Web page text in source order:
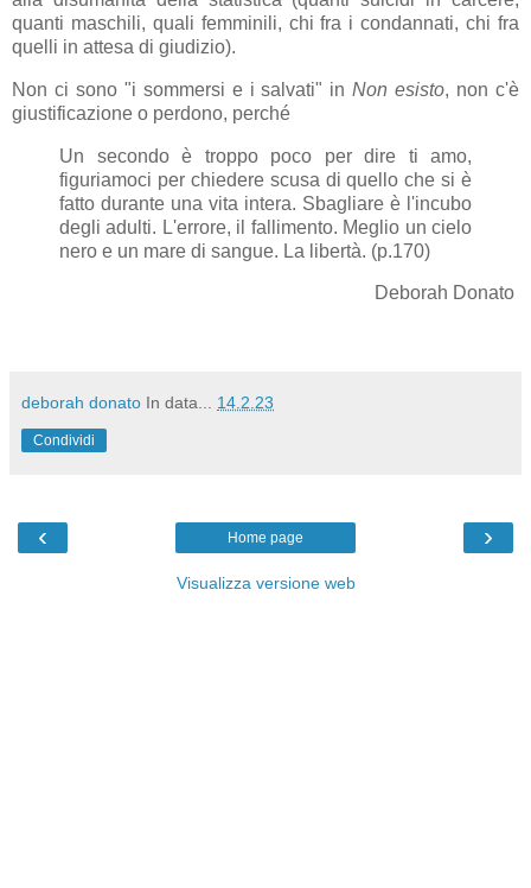
quanti maschili, quali femminili, chi fra i condannati, chi fra
quelli in attesa di giudizio).
Non ci sono "i sommersi e i salvati" inNon esisto, non c'è
giustificazione o perdono, perché
Un secondo è troppo poco per dire ti amo,
figuriamoci per chiedere scusa di quello che si è
fatto durante una vita intera. Sbagliare è l'incubo
degli adulti. L'errore, il fallimento. Meglio un cielo
nero e un mare di sangue. La libertà. (p.170)
Deborah Donato
deborah donato In data... 14.2.23
Condividi
‹ ›
Home page
Visualizza versione web